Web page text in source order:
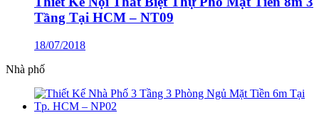
Tầng Tại HCM – NT09
18/07/2018
Nhà phố